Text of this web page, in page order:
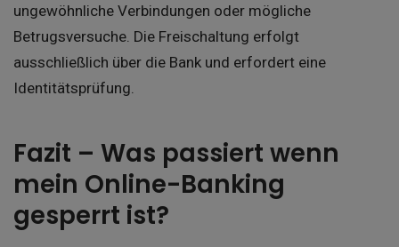
ungewöhnliche Verbindungen oder mögliche
Betrugsversuche. Die Freischaltung erfolgt
ausschließlich über die Bank und erfordert eine
Identitätsprüfung.
Fazit – Was passiert wenn
mein Online-Banking
gesperrt ist?